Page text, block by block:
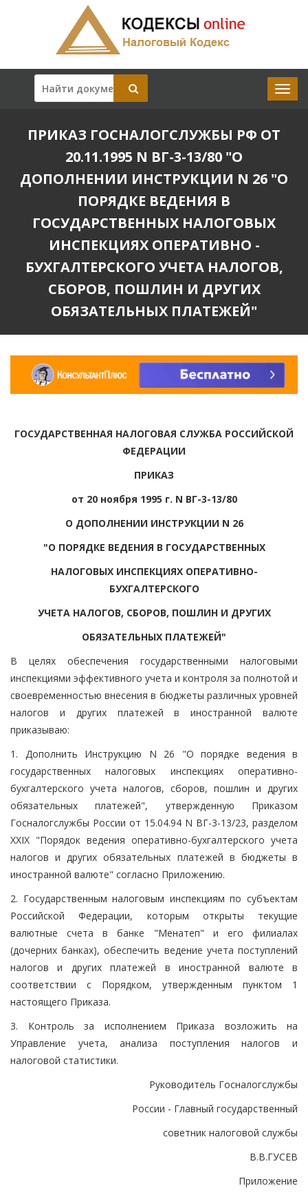
ПРИКАЗ ГОСНАЛОГСЛУЖБЫ РФ ОТ
20.11.1995 N ВГ-3-13/80 "О
ДОПОЛНЕНИИ ИНСТРУКЦИИ N 26 "О
ПОРЯДКЕ ВЕДЕНИЯ В
ГОСУДАРСТВЕННЫХ НАЛОГОВЫХ
ИНСПЕКЦИЯХ ОПЕРАТИВНО -
БУХГАЛТЕРСКОГО УЧЕТА НАЛОГОВ,
СБОРОВ, ПОШЛИН И ДРУГИХ
ОБЯЗАТЕЛЬНЫХ ПЛАТЕЖЕЙ"
ГОСУДАРСТВЕННАЯ НАЛОГОВАЯ СЛУЖБА РОССИЙСКОЙ
ФЕДЕРАЦИИ
ПРИКАЗ
от 20 ноября 1995 г. N ВГ-3-13/80
О ДОПОЛНЕНИИ ИНСТРУКЦИИ N 26
"О ПОРЯДКЕ ВЕДЕНИЯ В ГОСУДАРСТВЕННЫХ
НАЛОГОВЫХ ИНСПЕКЦИЯХ ОПЕРАТИВНО-
БУХГАЛТЕРСКОГО
УЧЕТА НАЛОГОВ, СБОРОВ, ПОШЛИН И ДРУГИХ
ОБЯЗАТЕЛЬНЫХ ПЛАТЕЖЕЙ"
В целях обеспечения государственными налоговыми
инспекциями эффективного учета и контроля за полнотой и
своевременностью внесения в бюджеты различных уровней
налогов и других платежей в иностранной валюте
приказываю:
1. Дополнить Инструкцию N 26 "О порядке ведения в
государственных налоговых инспекциях оперативно-
бухгалтерского учета налогов, сборов, пошлин и других
обязательных платежей", утвержденную Приказом
Госналогслужбы России от 15.04.94 N ВГ-3-13/23, разделом
XXIX "Порядок ведения оперативно-бухгалтерского учета
налогов и других обязательных платежей в бюджеты в
иностранной валюте" согласно Приложению.
2. Государственным налоговым инспекциям по субъектам
Российской Федерации, которым открыты текущие
валютные счета в банке "Менатеп" и его филиалах
(дочерних банках), обеспечить ведение учета поступлений
налогов и других платежей в иностранной валюте в
соответствии с Порядком, утвержденным пунктом 1
настоящего Приказа.
3. Контроль за исполнением Приказа возложить на
Управление учета, анализа поступления налогов и
налоговой статистики.
Руководитель Госналогслужбы
России - Главный государственный
советник налоговой службы
В.В.ГУСЕВ
Приложение